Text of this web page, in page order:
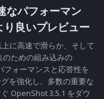
なパフォーマン
り良いプレビュー
に高速で滑らか、そして
ための組み込みの
ォーマンスと応答性を
を強化し、多数の重要な
OpenShot 3.5.1 をダウ